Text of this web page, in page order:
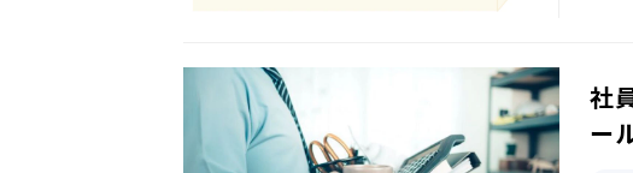
社
ー